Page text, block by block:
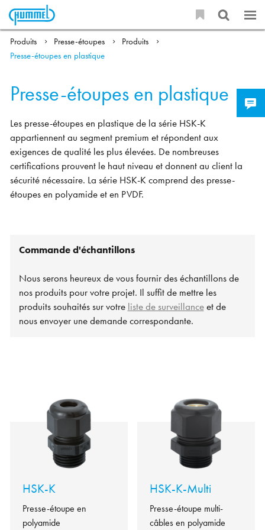
Produits Presse-étoupes
Produits
Presse-étoupes en plastique
Presse-étoupes en plastique
Les presse-étoupes en plastique de la série HSK-K
appartiennent au segment premium et répondent aux
exigences de qualité les plus élevées. De nombreuses
certifications prouvent le haut niveau et donnent au client la
sécurité nécessaire. La série HSK-K comprend des presse-
étoupes en polyamide et en PVDF.
Commande d'échantillons
Nous serons heureux de vous fournir des échantillons de
nos produits pour votre projet. Il suffit de mettre les
produits souhaités sur votre liste de surveillanceet de
nous envoyer une demande correspondante.
HSK-K
Presse-étoupe en
polyamide
HSK-K-Multi
Presse-étoupe multi-
câbles en polyamide